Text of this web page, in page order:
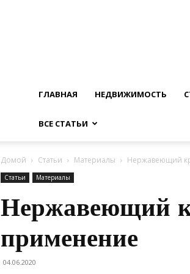
ГЛАВНАЯ НЕДВИЖИМОСТЬ
ВСЕ СТАТЬИ
Домой Статьи Материалы Нержавеющий
Статьи Материалы
Нержавеющий
применение
04.06.2020